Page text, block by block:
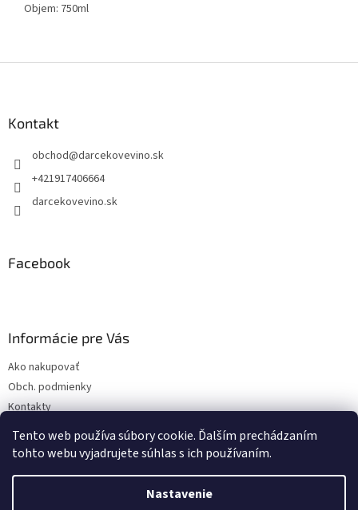
Tento web používa súbory cookie. Ďalším prechádzaním
tohto webu vyjadrujete súhlas s ich používaním.
Nastavenie
Objem: 750ml
Kontakt
obchod@darcekovevino.sk
+421917406664
darcekovevino.sk
Facebook
Informácie pre Vás
Ako nakupovať
Obch. podmienky
Kontakty
Poslať ako darček
Vytvoril Shoptet